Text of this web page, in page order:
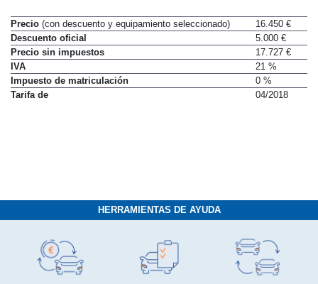
Precio (con descuento y equipamiento seleccionado)
16.450 €
Descuento oficial
5.000 €
Precio sin impuestos
17.727 €
IVA
21 %
Impuesto de matriculación
0 %
Tarifa de
04/2018
HERRAMIENTAS DE AYUDA